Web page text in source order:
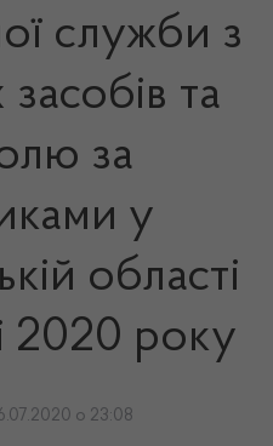
служби з
та
за
у
області
2020 року
о 23:08